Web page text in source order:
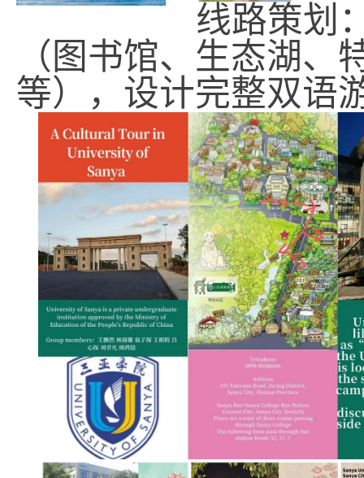
线路策划
（图书馆、生态湖
等）， 设计完整双语